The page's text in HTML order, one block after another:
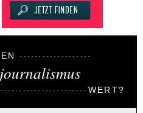
WERT?